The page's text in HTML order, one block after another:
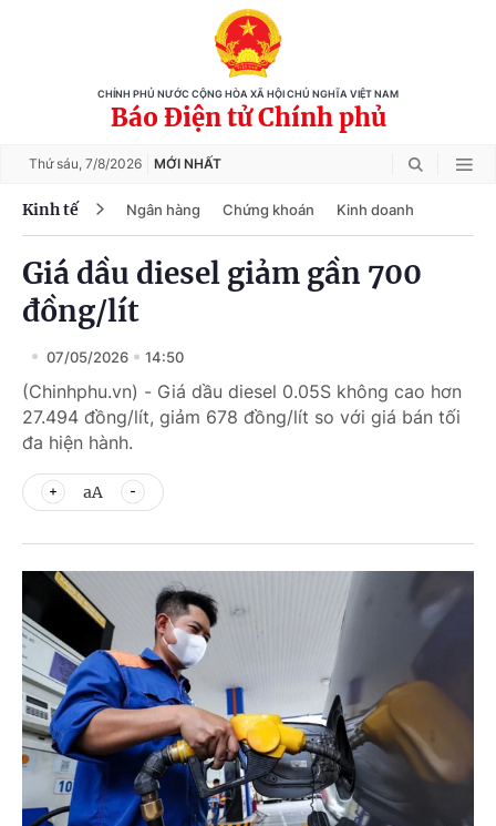
CHÍNH PHỦ NƯỚC CỘNG HÒA XÃ HỘI CHỦ NGHĨA VIỆT NAM
Báo Điện tử Chính phủ
Thứ sáu, 7/8/2026 MỚI NHẤT
Kinh tế Ngân hàng Chứng khoán Kinh doanh
Giá dầu diesel giảm gần 700
đồng/lít
07/05/2026 14:50
(Chinhphu.vn) - Giá dầu diesel 0.05S không cao hơn
27.494 đồng/lít, giảm 678 đồng/lít so với giá bán tối
đa hiện hành.
aA